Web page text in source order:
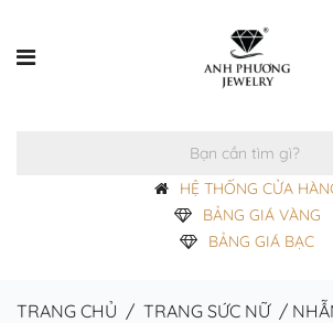
HỆ THỐNG CỬA
BẢNG GIÁ VÀNG
BẢNG GIÁ BẠC
TRANG CHỦ / TRANG SỨC NỮ/